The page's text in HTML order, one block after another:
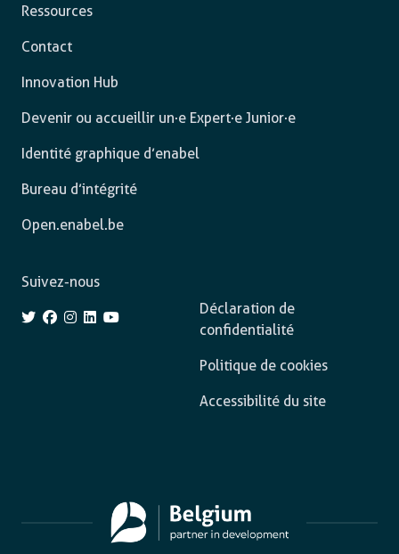
Ressources
Contact
Innovation Hub
Devenir ou accueillir un·e Expert·e Junior·e
Identité graphique d’enabel
Bureau d’intégrité
Open.enabel.be
Déclaration de
confidentialité
Politique de cookies
Accessibilité du site
Suivez-nous